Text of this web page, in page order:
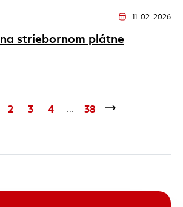
Dátum vydania
11. 02. 2026
striebornom plátne
2 3 4 38